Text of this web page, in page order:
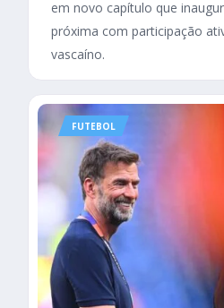
em novo capítulo que
próxima com participação
vascaíno.
FUTEBOL